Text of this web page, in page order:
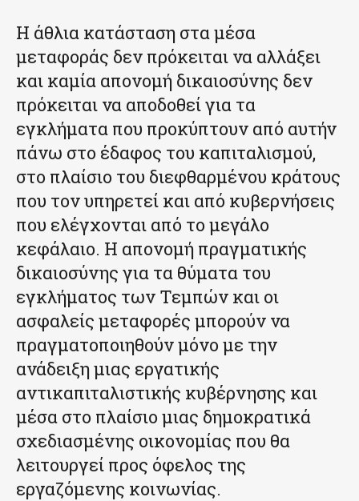
Η άθλια κατάσταση στα μέσα
μεταφοράς δεν πρόκειται να αλλάξει
και καμία απονομή δικαιοσύνης δεν
πρόκειται να αποδοθεί για τα
εγκλήματα που προκύπτουν από αυτήν
πάνω στο έδαφος του καπιταλισμού,
στο πλαίσιο του διεφθαρμένου κράτους
που τον υπηρετεί και από κυβερνήσεις
που ελέγχονται από το μεγάλο
κεφάλαιο. Η απονομή πραγματικής
δικαιοσύνης για τα θύματα του
εγκλήματος των Τεμπών και οι
ασφαλείς μεταφορές μπορούν να
πραγματοποιηθούν μόνο με την
ανάδειξη μιας εργατικής
αντικαπιταλιστικής κυβέρνησης και
μέσα στο πλαίσιο μιας δημοκρατικά
σχεδιασμένης οικονομίας που θα
λειτουργεί προς όφελος της
εργαζόμενης κοινωνίας.